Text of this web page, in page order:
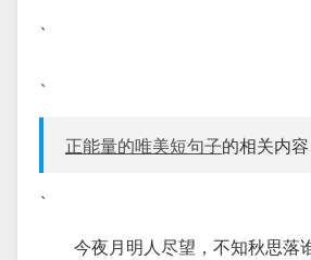
、
、
正能量的唯美短句子的相关内容
、
今夜月明人尽望，不知秋思